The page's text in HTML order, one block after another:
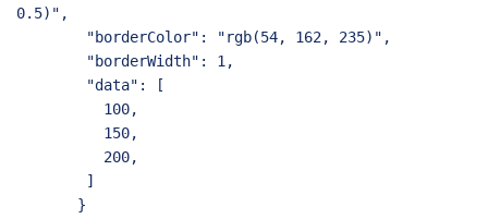
0.5)",
"borderColor": "rgb(54, 162, 235)",
"borderWidth": 1,
"data": [
100,
150,
200,
]
}